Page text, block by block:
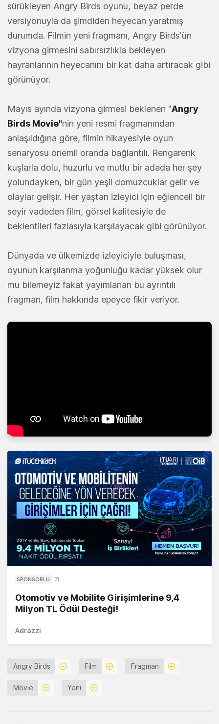
sürükleyen Angry Birds oyunu, beyaz perde
versiyonuyla da şimdiden heyecan yaratmış
durumda. Filmin yeni fragmanı, Angry Birds'ün
vizyona girmesini sabırsızlıkla bekleyen
hayranlarının heyecanını bir kat daha artıracak gibi
görünüyor.
Mayıs ayında vizyona girmesi beklenen "Angry
Birds Movie"nin yeni resmi fragmanından
anlaşıldığına göre, filmin hikayesiyle oyun
senaryosu önemli oranda bağlantılı. Rengarenk
kuşlarla dolu, huzurlu ve mutlu bir adada her şey
yolundayken, bir gün yeşil domuzcuklar gelir ve
olaylar gelişir. Her yaştan izleyici için eğlenceli bir
seyir vadeden film, görsel kalitesiyle de
beklentileri fazlasıyla karşılayacak gibi görünüyor.
Dünyada ve ülkemizde izleyiciyle buluşması,
oyunun karşılanma yoğunluğu kadar yüksek olur
mu bilemeyiz fakat yayımlanan bu ayrıntılı
fragman, film hakkında epeyce fikir veriyor.
SPONSORLU
Otomotiv ve Mobilite Girişimlerine 9,4
Milyon TL Ödül Desteği!
Adrazzi
Angry Birds Film Fragman
Movie Yeni